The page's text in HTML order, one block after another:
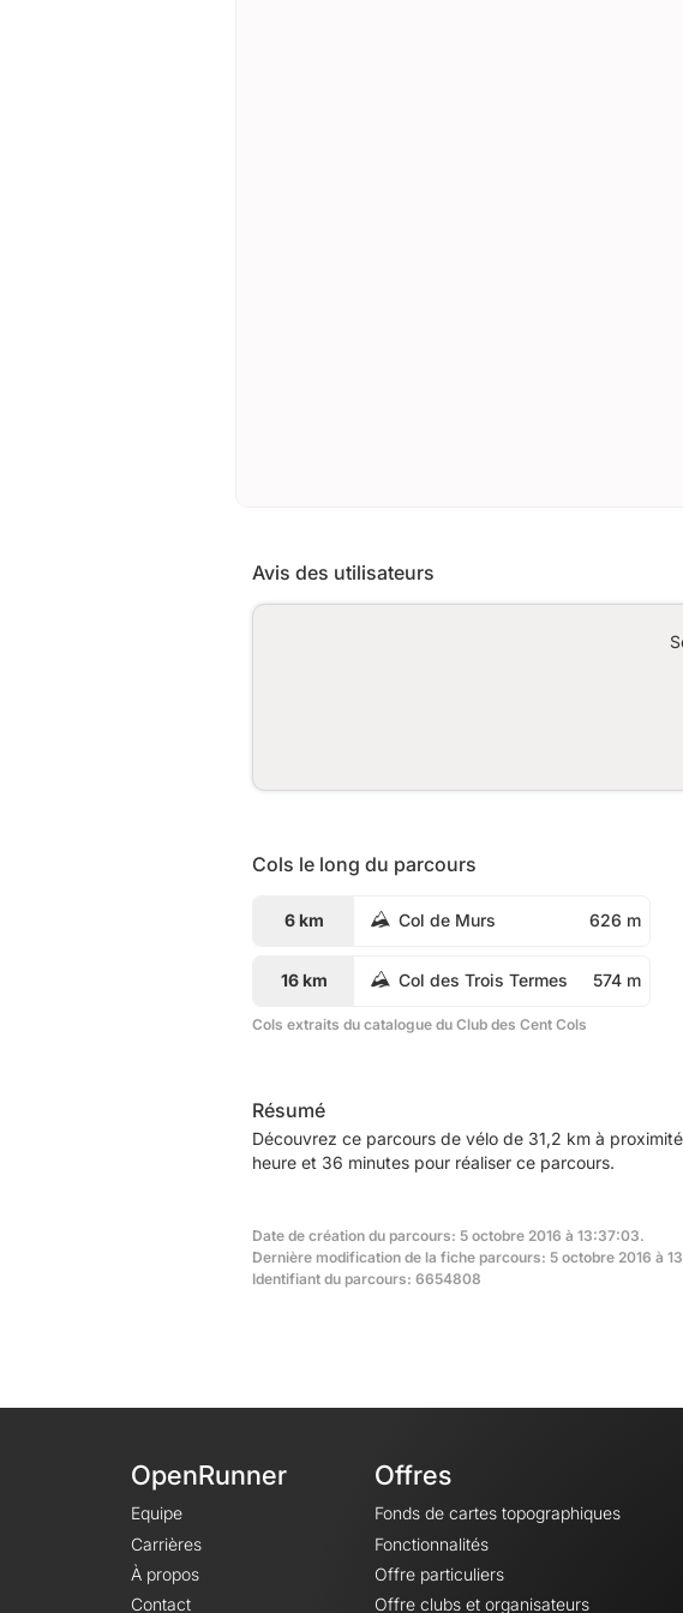
Avis des utilisateurs
Cols le long du parcours
6 km Col de Murs 626 m
16 km Col des Trois Termes 574 m
Cols extraits du catalogue du Club des Cent Cols
Résumé
Découvrez ce parcours de vélo de 31,2 km à
heure et 36 minutes pour réaliser ce parcours.
Date de création du parcours: 5 octobre 2016 à 13:37:03.
Dernière modification de la fiche parcours: 5 octobre 2016 à
Identifiant du parcours: 6654808
OpenRunner
Equipe
Carrières
À propos
Contact
Offres
Fonds de cartes topographiques
Fonctionnalités
Offre particuliers
Offre clubs et organisateurs